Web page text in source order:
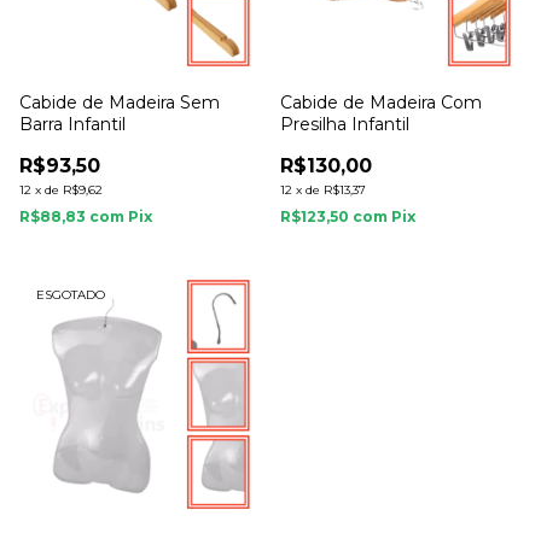
Cabide de Madeira Sem
Barra Infantil
R$93,50
12 x de R$9,62
R$88,83 com Pix
Cabide de Madeira Com
Presilha Infantil
R$130,00
12 x de R$13,37
R$123,50 com Pix
ESGOTADO